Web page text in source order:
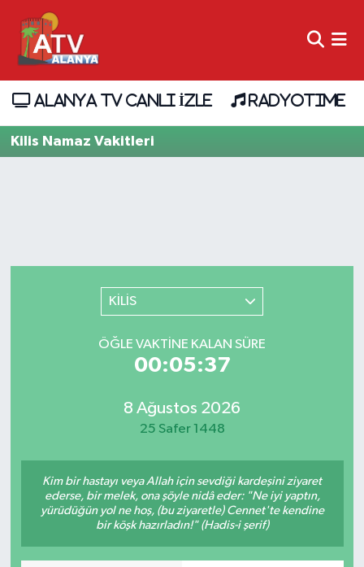
ALANYA TV CANLI İZLE RADYOTIME
Kilis Namaz Vakitleri
KİLİS
ÖĞLE VAKTINE KALAN SÜRE
00:05:37
8 Ağustos 2026
25 Safer 1448
Kim bir hastayı veya Allah için sevdiği kardeşini ziyaret
ederse, bir melek, ona şöyle nidâ eder: "Ne iyi yaptın,
yürüdüğün yol ne hoş, (bu ziyaretle) Cennet'te kendine
bir köşk hazırladın!" (Hadis-i şerif)